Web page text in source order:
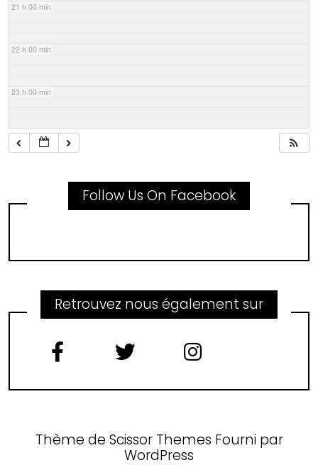
21 h 00 min
22 h 00 min
23 h 00 min
Follow Us On Facebook
Retrouvez nous également sur
Thème de Scissor Themes Fourni par
WordPress